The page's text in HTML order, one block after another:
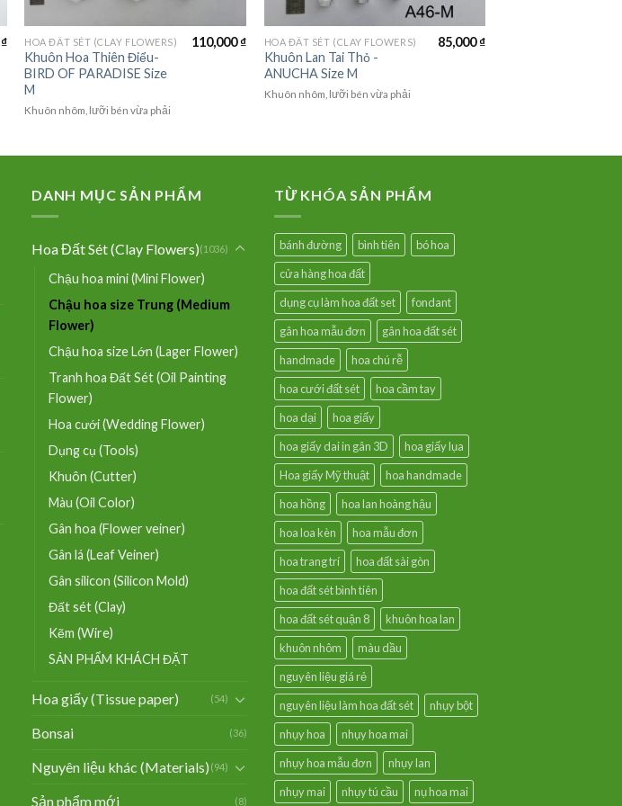
₫ HOA ĐẤT SÉT (CLAY FLOWERS)
Khuôn Hoa Thiên Điểu-
BIRD OF PARADISE Size
M
110,000₫
Khuôn nhôm, lưỡi bén vừa phải
HOA ĐẤT SÉT (CLAY FLOWERS)
Khuôn Lan Tai Thỏ -
ANUCHA Size M
85,000₫
Khuôn nhôm, lưỡi bén vừa phải
DANH MỤC SẢN PHẨM
Hoa Đất Sét (Clay Flowers)(1036)
Chậu hoa mini (Mini Flower)
Chậu hoa size Trung (Medium
Flower)
Chậu hoa size Lớn (Lager Flower)
Tranh hoa Đất Sét (Oil Painting
Flower)
Hoa cưới (Wedding Flower)
Dụng cụ (Tools)
Khuôn (Cutter)
Màu (Oil Color)
Gân hoa (Flower veiner)
Gân lá (Leaf Veiner)
Gân silicon (Silicon Mold)
Đất sét (Clay)
Kẽm (Wire)
SẢN PHẨM KHÁCH ĐẶT
Hoa giấy (Tissue paper) (54)
Bonsai (36)
Nguyên liệu khác (Materials) (94)
Sản phẩm mới (8)
TỪ KHÓA SẢN PHẨM
bánh đường bình tiên
bó hoa
cửa hàng hoa đất
dụng cụ làm hoa đất set
fondant
gân hoa mẫu đơn
gân hoa đất sét
handmade
hoa chú rễ
hoa cưới đất sét
hoa cầm tay
hoa dại
hoa giấy
hoa giấy dai in gân 3D
hoa giấy lụa
Hoa giấy Mỹ thuật
hoa handmade
hoa hồng
hoa lan hoàng hậu
hoa loa kèn
hoa mẫu đơn
hoa trang trí
hoa đất sài gòn
hoa đất sét bình tiên
hoa đất sét quận 8
khuôn hoa lan
khuôn nhôm
màu dầu
nguyên liệu giá rẻ
nguyên liệu làm hoa đất sét
nhụy bột
nhụy hoa
nhụy hoa mai
nhụy hoa mẫu đơn
nhụy lan
nhụy mai
nhụy tú cầu nụ hoa mai